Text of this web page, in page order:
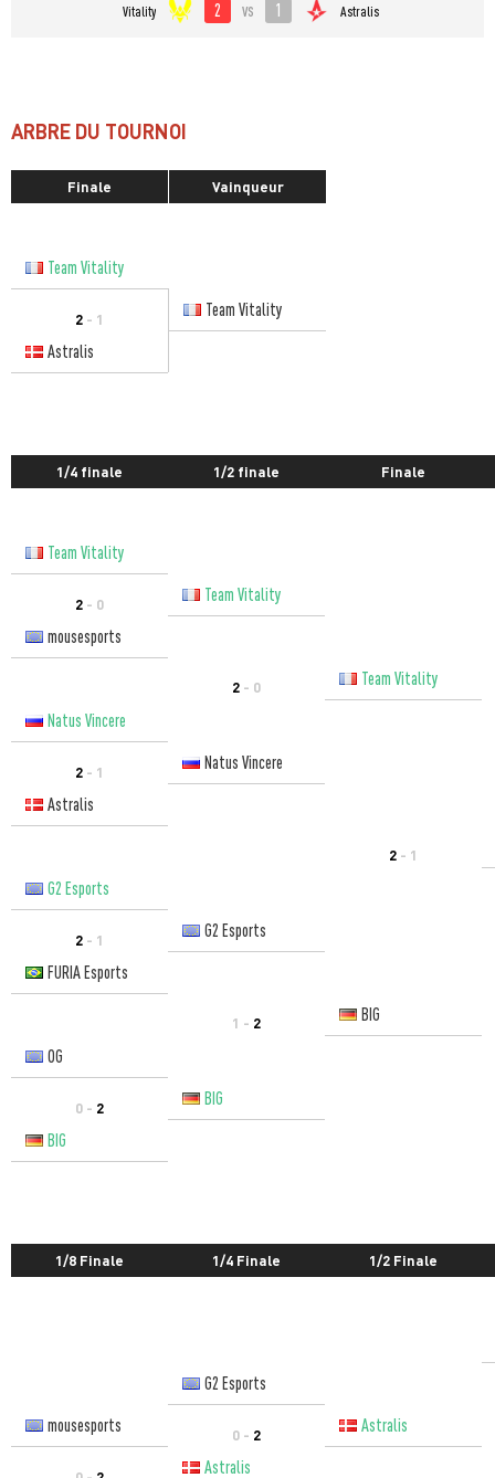
Vitality 2 vs 1 Astralis
ARBRE DU TOURNOI
Finale Vainqueur
Team Vitality
2 - 1
Team Vitality
Astralis
1/4 finale 1/2 finale Finale
Team Vitality
2 - 0
Team Vitality
mousesports
2 - 0
Team Vitality
Natus Vincere
2 - 1
Natus Vincere
Astralis
2 - 1
G2 Esports
2 - 1
G2 Esports
FURIA Esports
1 - 2
BIG
OG
0 - 2
BIG
BIG
1/8 Finale 1/4 Finale 1/2 Finale
G2 Esports
mousesports
0 - 2 Astralis
Astralis